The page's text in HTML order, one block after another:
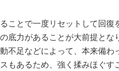
ことで一度リセットして回復
底力があることが大前提とな
不足などによって、本来備わ
もあるため、強く揉みほぐす